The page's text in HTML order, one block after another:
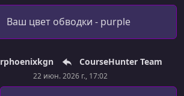
Ваш цвет обводки - purple
rphoenixkgn CourseHunter Team
22 июн. 2026 г., 17:02